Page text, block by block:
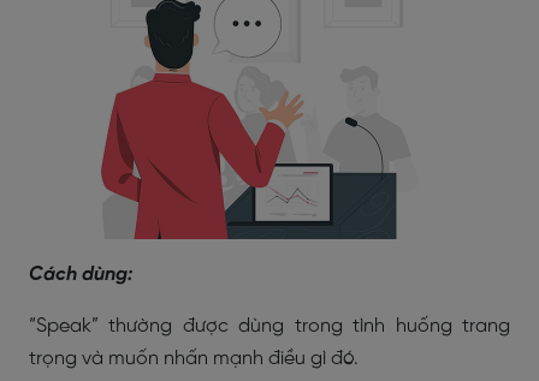
Cách dùng:
“Speak” thường được dùng trong tình huống trang
trọng và muốn nhấn mạnh điều gì đó.